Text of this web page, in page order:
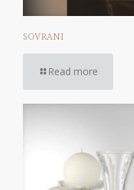
SOVRANI
Read more